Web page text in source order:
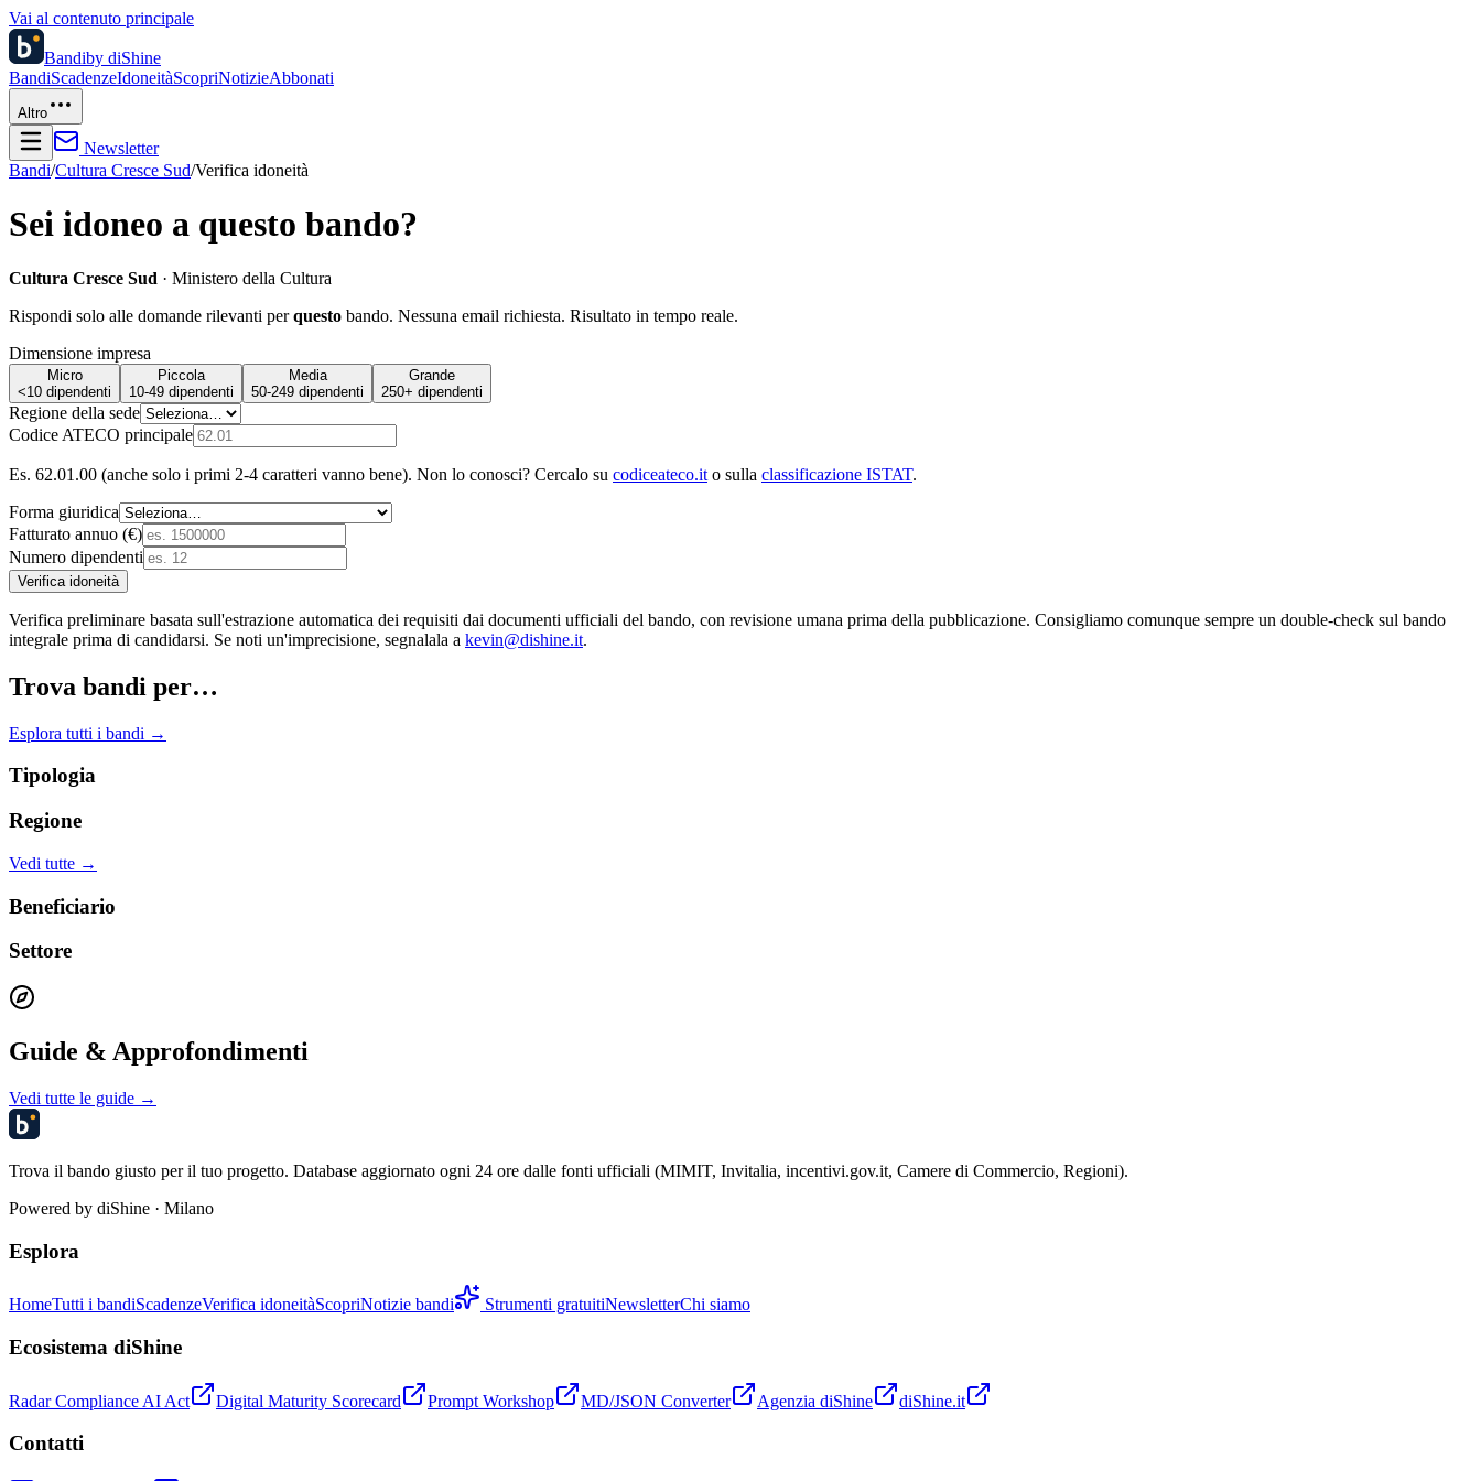
Vai al contenuto principale
Bandiby diShine
BandiScadenzeIdoneitàScopriNotizieAbbonati
Altro
Newsletter
Bandi/Cultura Cresce Sud/Verifica idoneità
Sei idoneo a questo bando?
Cultura Cresce Sud · Ministero della Cultura
Rispondi solo alle domande rilevanti perquesto bando. Nessuna email richiesta. Risultato in tempo reale.
Dimensione impresa
Micro
<10 dipendenti
Piccola
10-49 dipendenti
Media
50-249 dipendenti
Grande
250+ dipendenti
Regione della sede
Codice ATECO principale
Es. 62.01.00 (anche solo i primi 2-4 caratteri vanno bene). Non lo conosci? Cercalo su codiceateco.it o sulla classificazione ISTAT.
Forma giuridica
Fatturato annuo (€)
Numero dipendenti
Verifica idoneità
Verifica preliminare basata sull'estrazione automatica dei requisiti dai documenti ufficiali del bando, con revisione umana prima della pubblicazione. Consigliamo comunque sempre un double-check sul bando
integrale prima di candidarsi. Se noti un'imprecisione, segnalala a kevin@dishine.it.
Trova bandi per…
Esplora tutti i bandi →
Tipologia
Regione
Vedi tutte →
Beneficiario
Settore
Guide & Approfondimenti
Vedi tutte le guide →
Trova il bando giusto per il tuo progetto. Database aggiornato ogni 24 ore dalle fonti ufficiali (MIMIT, Invitalia, incentivi.gov.it, Camere di Commercio, Regioni).
Powered by diShine · Milano
Esplora
HomeTutti i bandiScadenzeVerifica idoneitàScopriNotizie bandi Strumenti gratuitiNewsletterChi siamo
Ecosistema diShine
Radar Compliance AI Act Digital Maturity Scorecard Prompt Workshop MD/JSON Converter Agenzia diShine diShine.it
Contatti